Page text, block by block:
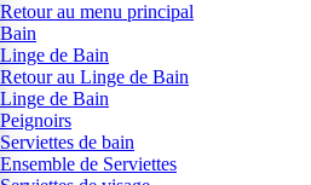
Retour au menu principal
Bain
Linge de Bain
Retour au Linge de Bain
Linge de Bain
Peignoirs
Serviettes de bain
Ensemble de Serviettes